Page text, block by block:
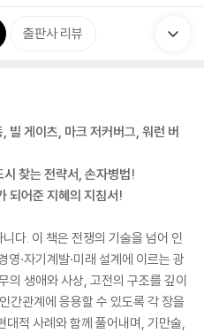
출판사 리뷰
빌 게이츠, 마크 저커버그, 워런 버
찾는 전략서, 손자병법!
되어준 지혜의 지침서!
니다. 이 책은 전쟁의 기술을 넘어 인
·자기계발·미래 설계에 이르는 광
의 생애와 사상, 고전의 구조를 깊이
간관계에 응용할 수 있도록 각 장을
대적 사례와 함께 풀어내며, 기만술,